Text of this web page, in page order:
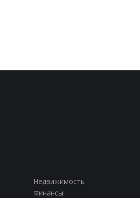
Недвижимость
Финансы